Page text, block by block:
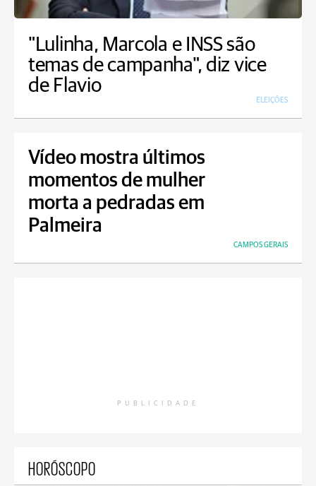
"Lulinha, Marcola e INSS são
temas de campanha", diz vice
de Flavio
ELEIÇÕES
Vídeo mostra últimos
momentos de mulher
morta a pedradas em
Palmeira
CAMPOS GERAIS
PUBLICIDADE
HORÓSCOPO